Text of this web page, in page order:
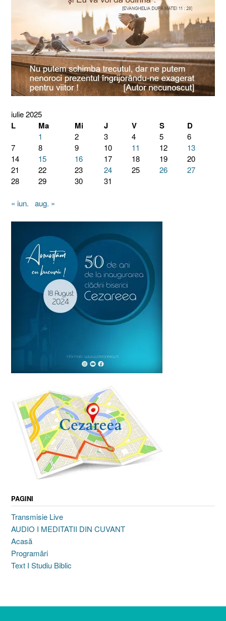
iulie 2025
L Ma Mi J V S D
1 2 3 4 5
6
7
8 9 10 11 12
13
14
15 16 17 18 19
20
21
22 23 24 25 26
27
28
29 30 31
« iun. aug. »
PAGINI
Transmisie Live
AUDIO I MEDITATII DIN CUVANT
Acasă
Programări
Text I Studiu Biblic